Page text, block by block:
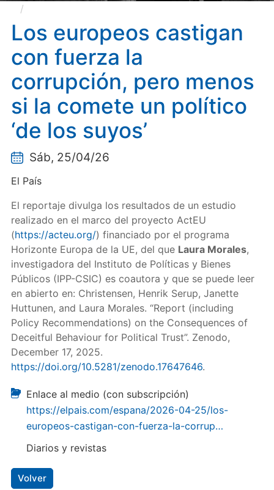
pero menos si la comete un político ‘de los suyos’
Los europeos castigan
con fuerza la
corrupción, pero menos
si la comete un político
‘de los suyos’
Sáb, 25/04/26
El País
El reportaje divulga los resultados de un estudio
realizado en el marco del proyecto ActEU
(https://acteu.org/) financiado por el programa
Horizonte Europa de la UE, del que Laura Morales,
investigadora del Instituto de Políticas y Bienes
Públicos (IPP-CSIC) es coautora y que se puede leer
en abierto en: Christensen, Henrik Serup, Janette
Huttunen, and Laura Morales. “Report (including
Policy Recommendations) on the Consequences of
Deceitful Behaviour for Political Trust”. Zenodo,
December 17, 2025.
https://doi.org/10.5281/zenodo.17647646.
Enlace al medio (con subscripción)
https://elpais.com/espana/2026-04-25/los-
europeos-castigan-con-fuerza-la-corrup…
Diarios y revistas
Volver